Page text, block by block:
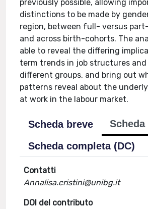
previously possible, allowing
distinctions to be made by
region, between full- versus
and across birth-cohorts. The
able to reveal the differing
term trends in job structures
different groups, and bring out
patterns reveal about the
at work in the labour market.
Scheda breve
Scheda completa (DC)
Contatti
Annalisa.cristini@unibg.it
DOI del contributo